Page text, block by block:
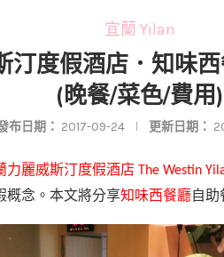
宜蘭 Yilan
汀度假酒店．知味
(晚餐/菜色/費用)
布日期： 2017-09-24 更新日期：
力麗威斯汀度假酒店 The Westin
概念。本文將分享知味西餐廳自助